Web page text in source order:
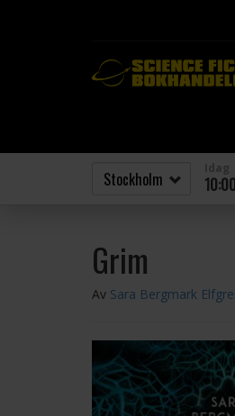
Grim
Av Sara Bergmark